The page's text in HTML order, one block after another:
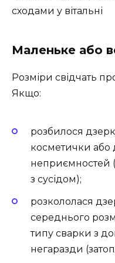
сходами у вітальні
Маленьке або
Розміри свідчать
Якщо:
розбилося
косметички або
неприємностей
з сусідом);
розкололася
середнього
типу сварки з
негаразди